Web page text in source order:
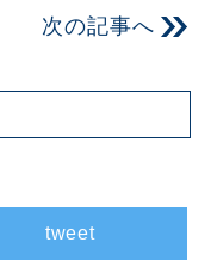
次の記事へ
tweet